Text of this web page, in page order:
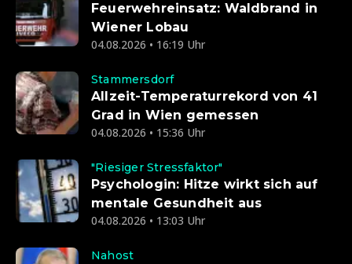
Feuerwehreinsatz: Waldbrand in
Wiener Lobau
04.08.2026 • 16:19 Uhr
Stammersdorf
Allzeit-Temperaturrekord von 41
Grad in Wien gemessen
04.08.2026 • 15:36 Uhr
"Riesiger Stressfaktor"
Psychologin: Hitze wirkt sich auf
mentale Gesundheit aus
04.08.2026 • 13:03 Uhr
Nahost